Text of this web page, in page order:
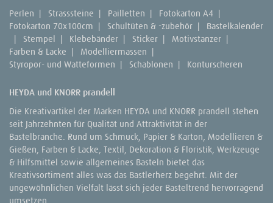
Perlen | Strasssteine | Pailletten | Fotokarton A4 |
Fotokarton 70x100cm | Schultüten & -zubehör |
Bastelkalender
|
Stempel | Klebebänder | Sticker | Motivstanzer |
Farben & Lacke | Modelliermassen |
Styropor- und Watteformen | Schablonen | Konturscheren
HEYDA und KNORR prandell
Die Kreativartikel der Marken HEYDA und KNORR prandell stehen
seit Jahrzehnten für Qualität und Attraktivität in der
Bastelbranche. Rund um Schmuck, Papier & Karton, Modellieren &
Gießen, Farben & Lacke, Textil, Dekoration & Floristik, Werkzeuge
& Hilfsmittel sowie allgemeines Basteln bietet das
Kreativsortiment alles was das Bastlerherz begehrt. Mit der
ungewöhnlichen Vielfalt lässt sich jeder Basteltrend hervorragend
umsetzen.